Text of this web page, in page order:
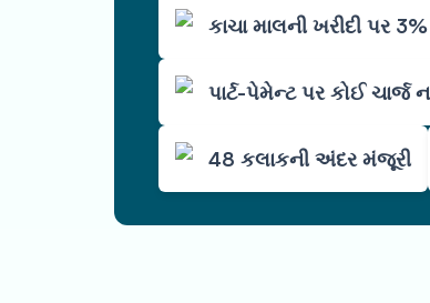
કાચા માલની ખરીદી પર
પાર્ટ-પેમેન્ટ પર કોઈ ચાર્જ
48 કલાકની અંદર મંજૂરી